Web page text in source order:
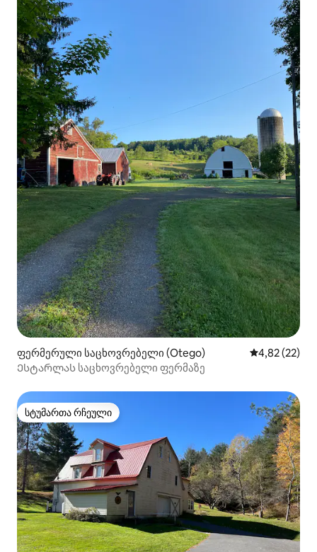
ფერმერული საცხოვრებელი (Otego) საშუალო
4,82 (22)
Ესტარლას საცხოვრებელი ფერმაზე
სტუმართა რჩეული
სტუმართა რჩეული